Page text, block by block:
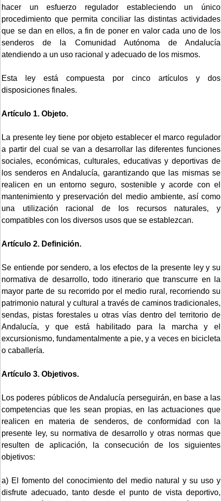
hacer un esfuerzo regulador estableciendo un único
procedimiento que permita conciliar las distintas actividades
que se dan en ellos, a fin de poner en valor cada uno de los
senderos de la Comunidad Autónoma de Andalucía
atendiendo a un uso racional y adecuado de los mismos.
Esta ley está compuesta por cinco artículos y dos
disposiciones finales.
Artículo 1. Objeto.
La presente ley tiene por objeto establecer el marco regulador
a partir del cual se van a desarrollar las diferentes funciones
sociales, económicas, culturales, educativas y deportivas de
los senderos en Andalucía, garantizando que las mismas se
realicen en un entorno seguro, sostenible y acorde con el
mantenimiento y preservación del medio ambiente, así como
una utilización racional de los recursos naturales, y
compatibles con los diversos usos que se establezcan.
Artículo 2. Definición.
Se entiende por sendero, a los efectos de la presente ley y su
normativa de desarrollo, todo itinerario que transcurre en la
mayor parte de su recorrido por el medio rural, recorriendo su
patrimonio natural y cultural a través de caminos tradicionales,
sendas, pistas forestales u otras vías dentro del territorio de
Andalucía, y que está habilitado para la marcha y el
excursionismo, fundamentalmente a pie, y a veces en bicicleta
o caballería.
Artículo 3. Objetivos.
Los poderes públicos de Andalucía perseguirán, en base a las
competencias que les sean propias, en las actuaciones que
realicen en materia de senderos, de conformidad con la
presente ley, su normativa de desarrollo y otras normas que
resulten de aplicación, la consecución de los siguientes
objetivos:
a) El fomento del conocimiento del medio natural y su uso y
disfrute adecuado, tanto desde el punto de vista deportivo,